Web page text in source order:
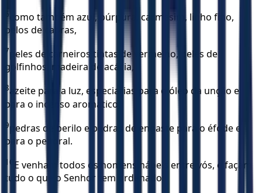
6
como também azul, púrpura, carmesim, linho fino,
pelos de cabras,
7peles de carneiros tintas de vermelho, peles de
golfinhos, madeira de acácia,
8azeite para a luz, especiarias para o óleo da unção e
para o incenso aromático,
9pedras de berilo e pedras de engaste para o éfode e
para o peitoral.
10 E venham todos os homens hábeis entre vós, e façam
tudo o que o Senhor tem ordenado: